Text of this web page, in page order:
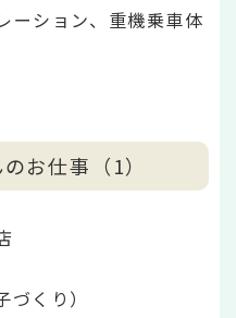
ーション、重機乗車体
お仕事（1）
くり）